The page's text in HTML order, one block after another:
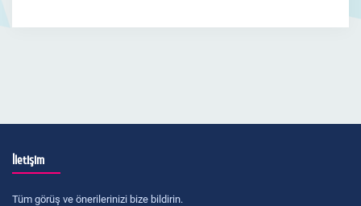
İletişim
Tüm görüş ve önerilerinizi bize bildirin.